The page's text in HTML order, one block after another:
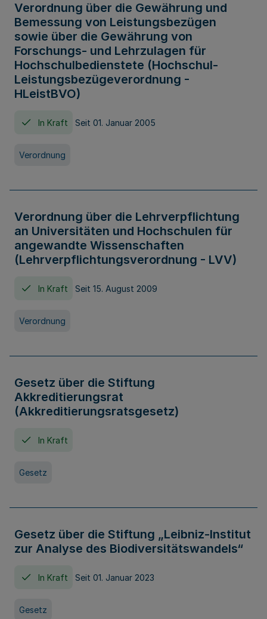
Verordnung über die Gewährung und
Bemessung von Leistungsbezügen
sowie über die Gewährung von
Forschungs- und Lehrzulagen für
Hochschulbedienstete (Hochschul-
Leistungsbezügeverordnung -
HLeistBVO)
In Kraft Seit 01. Januar 2005
Verordnung
Verordnung über die Lehrverpflichtung
an Universitäten und Hochschulen für
angewandte Wissenschaften
(Lehrverpflichtungsverordnung - LVV)
In Kraft Seit 15. August 2009
Verordnung
Gesetz über die Stiftung
Akkreditierungsrat
(Akkreditierungsratsgesetz)
In Kraft
Gesetz
Gesetz über die Stiftung „Leibniz-Institut
zur Analyse des Biodiversitätswandels“
In Kraft Seit 01. Januar 2023
Gesetz